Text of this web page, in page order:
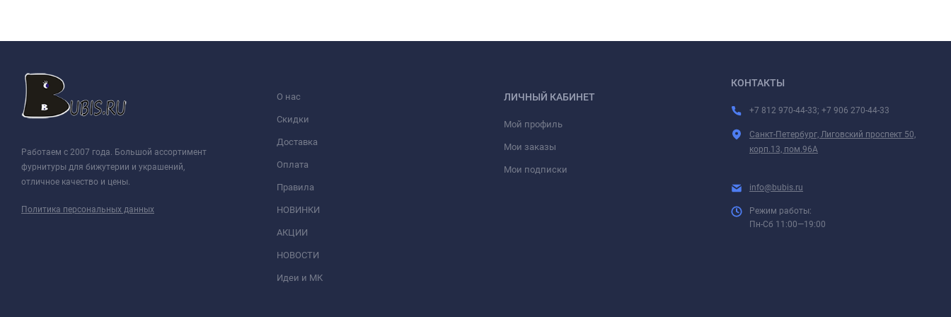
Работаем с 2007 года. Большой ассортимент
фурнитуры для бижутерии и украшений,
отличное качество и цены.
Политика персональных данных
О нас
Скидки
Доставка
Оплата
Правила
НОВИНКИ
АКЦИИ
НОВОСТИ
Идеи и МК
ЛИЧНЫЙ КАБИНЕТ
Мой профиль
Мои заказы
Мои подписки
КОНТАКТЫ
+7 812 970-44-33; +7 906 270-44-33
Санкт-Петербург, Лиговский проспект 50,
корп.13, пом.96А
info@bubis.ru
Режим работы:
Пн-Сб 11:00—19:00